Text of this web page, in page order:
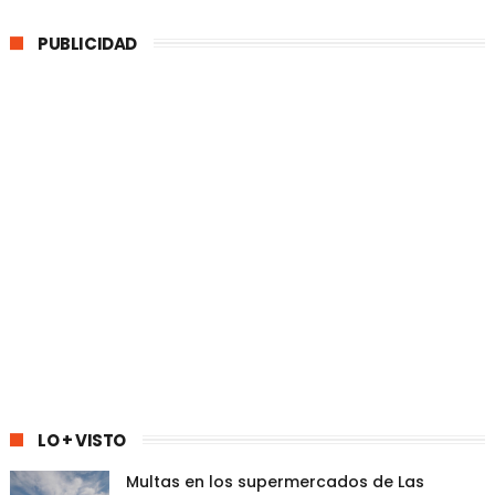
PUBLICIDAD
LO + VISTO
Multas en los supermercados de Las